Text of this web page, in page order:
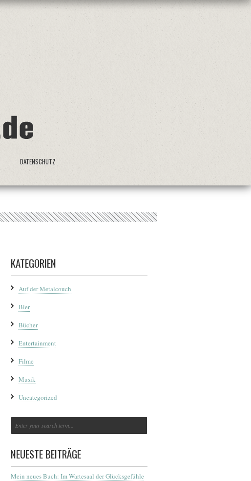
DATENSCHUTZ
KATEGORIEN
Auf der Metalcouch
Bier
Bücher
Entertainment
Filme
Musik
Uncategorized
NEUESTE BEITRÄGE
Mein neues Buch: Im Wartesaal der Glücksgefühle